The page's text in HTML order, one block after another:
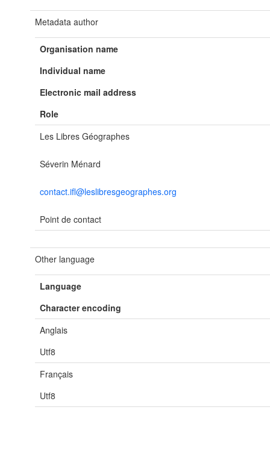
Metadata author
Organisation name
Individual name
Electronic mail address
Role
Les Libres Géographes
Séverin Ménard
contact.ifl@leslibresgeographes.org
Point de contact
Other language
Language
Character encoding
Anglais
Utf8
Français
Utf8